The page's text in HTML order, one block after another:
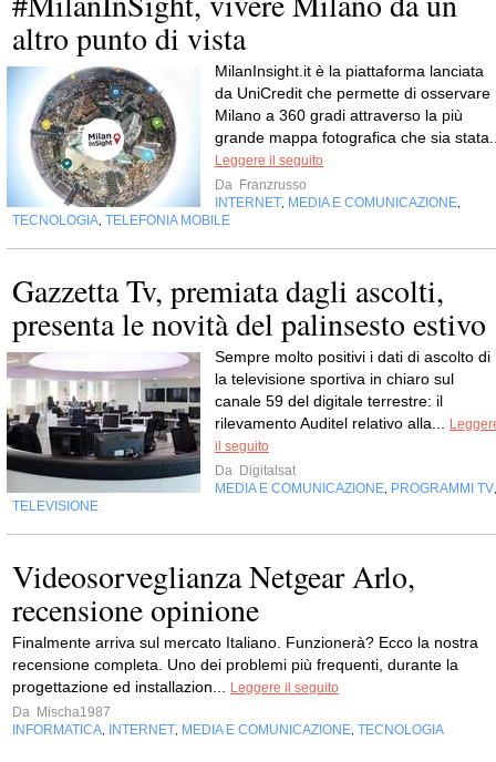
altro punto di vista
MilanInsight.it è la piattaforma lanciata
da UniCredit che permette di osservare
Milano a 360 gradi attraverso la più
grande mappa fotografica che sia
Leggere il seguito
Da Franzrusso
INTERNET MEDIA E COMUNICAZIONE
TECNOLOGIA TELEFONIA MOBILE
Gazzetta Tv, premiata dagli ascolti,
presenta le novità del palinsesto estivo
Sempre molto positivi i dati di ascolto di
la televisione sportiva in chiaro sul
canale 59 del digitale terrestre: il
rilevamento Auditel relativo alla...
il seguito
Da Digitalsat
MEDIA E COMUNICAZIONE PROGRAMMI TV
TELEVISIONE
Videosorveglianza Netgear Arlo,
recensione opinione
Finalmente arriva sul mercato Italiano. Funzionerà? Ecco la nostra
recensione completa. Uno dei problemi più frequenti, durante la
progettazione ed installazion...
Leggere il seguito
Da Mischa1987
INFORMATICA
INTERNET MEDIA E COMUNICAZIONE TECNOLOGIA